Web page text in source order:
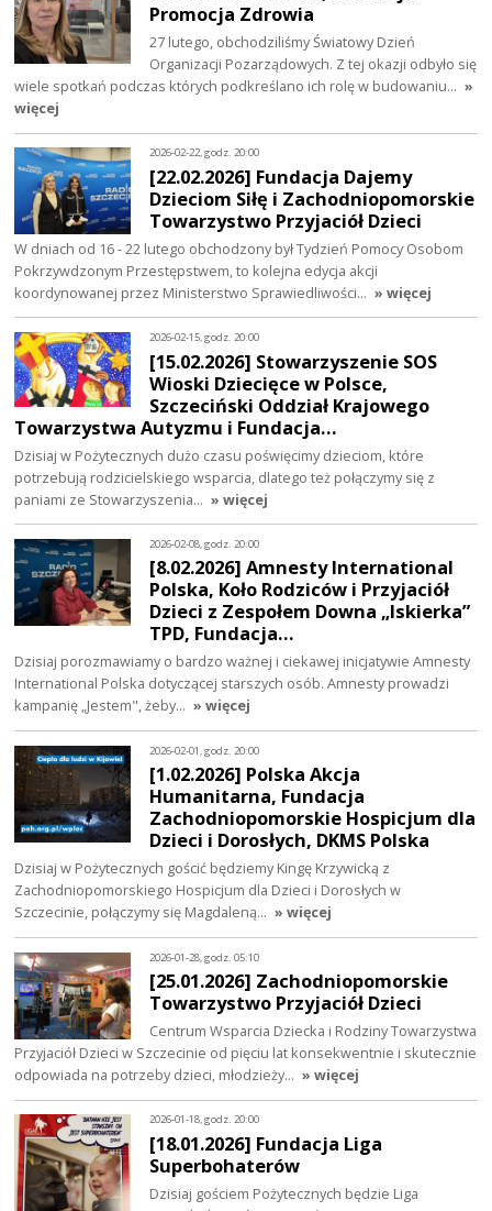
Promocja Zdrowia
27 lutego, obchodziliśmy Światowy Dzień
Organizacji Pozarządowych. Z tej okazji odbyło się
wiele spotkań podczas których podkreślano ich rolę w budowaniu… »
więcej
2026-02-22, godz. 20:00
[22.02.2026] Fundacja Dajemy
Dzieciom Siłę i Zachodniopomorskie
Towarzystwo Przyjaciół Dzieci
W dniach od 16 - 22 lutego obchodzony był Tydzień Pomocy Osobom
Pokrzywdzonym Przestępstwem, to kolejna edycja akcji
koordynowanej przez Ministerstwo Sprawiedliwości… » więcej
2026-02-15, godz. 20:00
[15.02.2026] Stowarzyszenie SOS
Wioski Dziecięce w Polsce,
Szczeciński Oddział Krajowego
Towarzystwa Autyzmu i Fundacja…
Dzisiaj w Pożytecznych dużo czasu poświęcimy dzieciom, które
potrzebują rodzicielskiego wsparcia, dlatego też połączymy się z
paniami ze Stowarzyszenia… » więcej
2026-02-08, godz. 20:00
[8.02.2026] Amnesty International
Polska, Koło Rodziców i Przyjaciół
Dzieci z Zespołem Downa „Iskierka”
TPD, Fundacja…
Dzisiaj porozmawiamy o bardzo ważnej i ciekawej inicjatywie Amnesty
International Polska dotyczącej starszych osób. Amnesty prowadzi
kampanię „Jestem", żeby… » więcej
2026-02-01, godz. 20:00
[1.02.2026] Polska Akcja
Humanitarna, Fundacja
Zachodniopomorskie Hospicjum dla
Dzieci i Dorosłych, DKMS Polska
Dzisiaj w Pożytecznych gościć będziemy Kingę Krzywicką z
Zachodniopomorskiego Hospicjum dla Dzieci i Dorosłych w
Szczecinie, połączymy się Magdaleną… » więcej
2026-01-28, godz. 05:10
[25.01.2026] Zachodniopomorskie
Towarzystwo Przyjaciół Dzieci
Centrum Wsparcia Dziecka i Rodziny Towarzystwa
Przyjaciół Dzieci w Szczecinie od pięciu lat konsekwentnie i skutecznie
odpowiada na potrzeby dzieci, młodzieży… » więcej
2026-01-18, godz. 20:00
[18.01.2026] Fundacja Liga
Superbohaterów
Dzisiaj gościem Pożytecznych będzie Liga